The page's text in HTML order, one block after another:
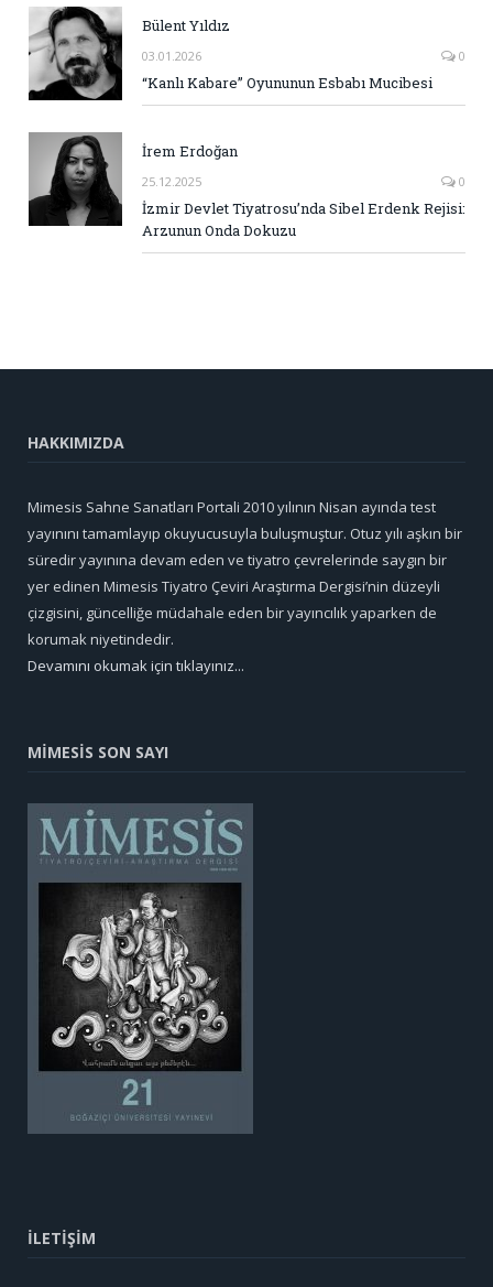
Bülent Yıldız
03.01.2026 0
“Kanlı Kabare” Oyununun Esbabı Mucibesi
İrem Erdoğan
25.12.2025 0
İzmir Devlet Tiyatrosu’nda Sibel Erdenk Rejisi:
Arzunun Onda Dokuzu
HAKKIMIZDA
Mimesis Sahne Sanatları Portali 2010 yılının Nisan ayında test
yayınını tamamlayıp okuyucusuyla buluşmuştur. Otuz yılı aşkın bir
süredir yayınına devam eden ve tiyatro çevrelerinde saygın bir
yer edinen Mimesis Tiyatro Çeviri Araştırma Dergisi’nin düzeyli
çizgisini, güncelliğe müdahale eden bir yayıncılık yaparken de
korumak niyetindedir.
Devamını okumak için tıklayınız...
MİMESİS SON SAYI
İLETİŞİM